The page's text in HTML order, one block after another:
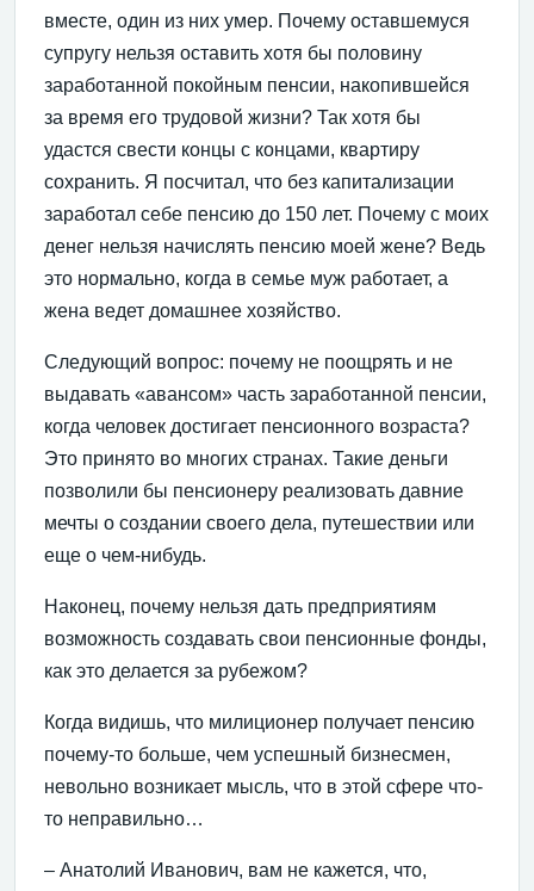
вместе, один из них умер. Почему оставшемуся
супругу нельзя оставить хотя бы половину
заработанной покойным пенсии, накопившейся
за время его трудовой жизни? Так хотя бы
удастся свести концы с концами, квартиру
сохранить. Я посчитал, что без капитализации
заработал себе пенсию до 150 лет. Почему с моих
денег нельзя начислять пенсию моей жене? Ведь
это нормально, когда в семье муж работает, а
жена ведет домашнее хозяйство.
Следующий вопрос: почему не поощрять и не
выдавать «авансом» часть заработанной пенсии,
когда человек достигает пенсионного возраста?
Это принято во многих странах. Такие деньги
позволили бы пенсионеру реализовать давние
мечты о создании своего дела, путешествии или
еще о чем-нибудь.
Наконец, почему нельзя дать предприятиям
возможность создавать свои пенсионные фонды,
как это делается за рубежом?
Когда видишь, что милиционер получает пенсию
почему-то больше, чем успешный бизнесмен,
невольно возникает мысль, что в этой сфере что-
то неправильно…
– Анатолий Иванович, вам не кажется, что,